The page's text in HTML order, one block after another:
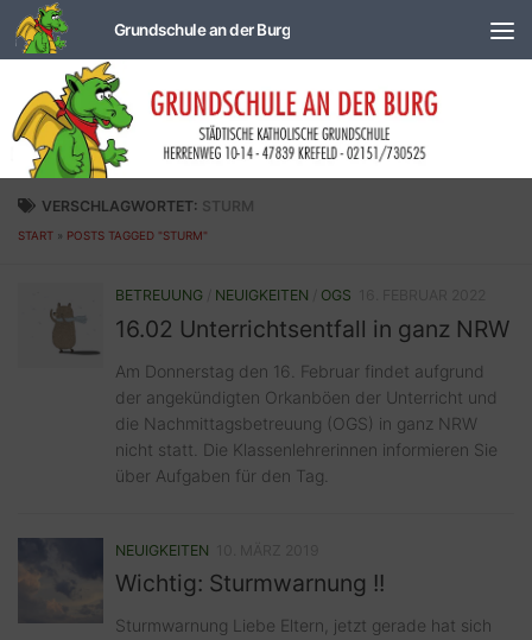
Zum Inhalt springen
VERSCHLAGWORTET: STURM
START » POSTS TAGGED "STURM"
BETREUUNG NEUIGKEITEN OGS
16.02 Unterrichtsentfall in ganz NRW
Am Donnerstag den 16. Februar findet aufgrund
der angekündigten Orkanböen der Unterricht und
die Nachmittagsbetreuung (OGS) in ganz NRW
nicht statt. Die Klassenlehrerinnen informieren Sie
über Aufgaben für den Tag.
NEUIGKEITEN
Wichtig: Sturmwarnung !!
Sturmwarnung Liebe Eltern, jetzt gerade hat sich